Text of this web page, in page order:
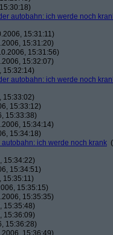
autobahn: ich werde noch
15:31:11)
15:31:20)
15:31:56)
15:32:07)
15:32:14)
autobahn: ich werde noch
15:33:02)
15:33:12)
15:33:38)
15:34:14)
15:34:18)
ich werde noch krank (
15:34:22)
15:34:51)
15:35:11)
15:35:15)
15:35:35)
15:35:48)
15:36:09)
15:36:28)
15:36:49)